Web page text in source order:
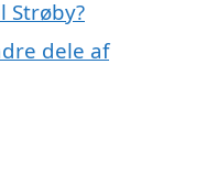
Strøby?
dele af